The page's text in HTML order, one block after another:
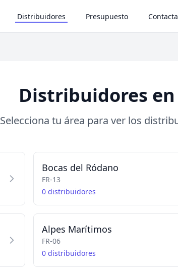
Distribuidores Presupuesto
Distribuidores
Selecciona tu área para ver los
Bocas del Ródano
FR-13
0 distribuidores
Alpes Marítimos
FR-06
0 distribuidores